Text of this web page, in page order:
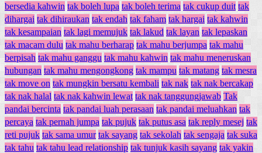
bersedia kahwin tak boleh lupa tak boleh terima tak cukup duit tak
dihargai tak dihiraukan tak endah tak faham tak hargai tak kahwin
tak kesampaian tak lagi memujuk tak lakud tak layan tak lepaskan
tak macam dulu tak mahu berharap tak mahu berjumpa tak mahu
berpisah tak mahu ganggu tak mahu kahwin tak mahu meneruskan
hubungan tak mahu mengongkong tak mampu tak matang tak mesra
tak move on tak mungkin bersatu kembali tak nak tak nak bercakap
tak nak halal tak nak kahwin lewat tak nak tanggungjawab Tak
pandai bercinta tak pandai luah perasaan tak pandai meluahkan tak
percaya tak pernah jumpa tak pujuk tak putus asa tak reply mesej tak
reti pujuk tak sama umur tak sayang tak sekolah tak sengaja tak suka
tak tahu tak tahu lead relationship tak tunjuk kasih sayang tak yakin